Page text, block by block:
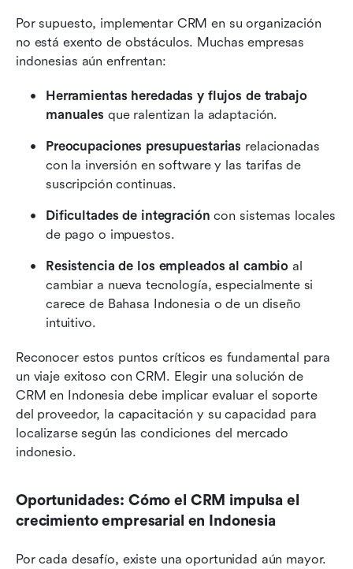
Por supuesto, implementar CRM en su organización
no está exento de obstáculos. Muchas empresas
indonesias aún enfrentan:
Herramientas heredadas y flujos de trabajo
manuales que ralentizan la adaptación.
Preocupaciones presupuestarias relacionadas
con la inversión en software y las tarifas de
suscripción continuas.
Dificultades de integración con sistemas locales
de pago o impuestos.
Resistencia de los empleados al cambio al
cambiar a nueva tecnología, especialmente si
carece de Bahasa Indonesia o de un diseño
intuitivo.
Reconocer estos puntos críticos es fundamental para
un viaje exitoso con CRM. Elegir una solución de
CRM en Indonesia debe implicar evaluar el soporte
del proveedor, la capacitación y su capacidad para
localizarse según las condiciones del mercado
indonesio.
Oportunidades: Cómo el CRM impulsa el
crecimiento empresarial en Indonesia
Por cada desafío, existe una oportunidad aún mayor.